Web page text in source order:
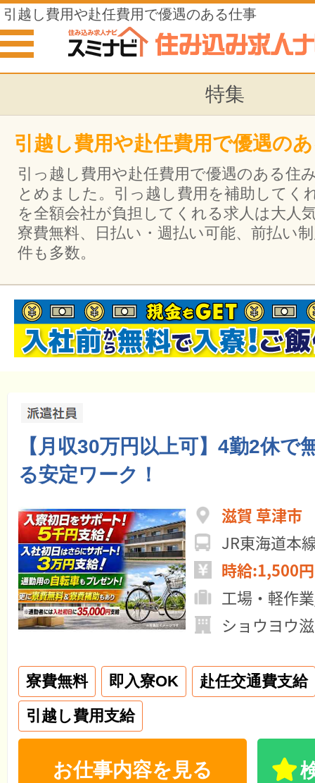
引越し費用や赴任費用で優遇のある仕事
特集
引越し費用や赴任費用で優遇の
引っ越し費用や赴任費用で優遇のある住
とめました。引っ越し費用を補助してく
を全額会社が負担してくれる求人は大人
寮費無料、日払い・週払い可能、前払い
件も多数。
【月収30万円以上可】4勤2休で
る安定ワーク！
滋賀 草津市
JR東海道本
時給:1,500
工場・軽作
ショウヨウ
寮費無料 即入寮OK
赴任交通費支給
引越し費用支給
お仕事内容を見る